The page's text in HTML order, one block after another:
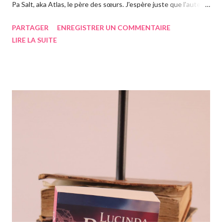
Pa Salt, aka Atlas, le père des sœurs. J'espère juste que l'auteur
Chose que j'ai d'ailleurs apprise en commençant le roman, ça m'a
rapidement, un vieil homme de plus de quatre-vingts-ans a
adopté six filles, issues de ses voyages qu'il élève à Genève en
également par Marina, appelée Ma, leur gouvernante/nounou
PARTAGER
ENREGISTRER UN COMMENTAIRE
LIRE LA SUITE